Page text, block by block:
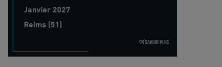
Janvier 2027
Reims (51)
EN SAVOIR PLUS